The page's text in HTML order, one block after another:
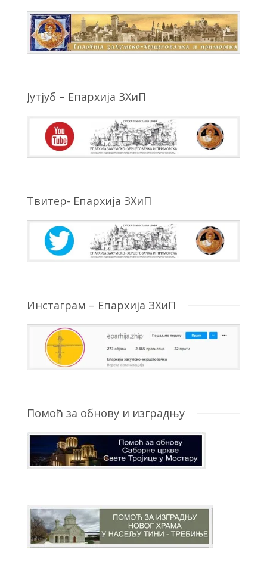
Јутјуб – Епархија ЗХиП
Твитер- Епархија ЗХиП
Инстаграм – Епархија ЗХиП
Помоћ за обнову и изградњу